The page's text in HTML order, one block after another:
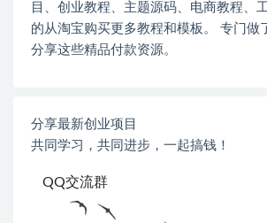
目、创业教程、主题源码、电商教程、
的从淘宝购买更多教程和模板。 专门做
分享这些精品付款资源。
分享最新创业项目
共同学习，共同进步，一起搞钱！
QQ交流群